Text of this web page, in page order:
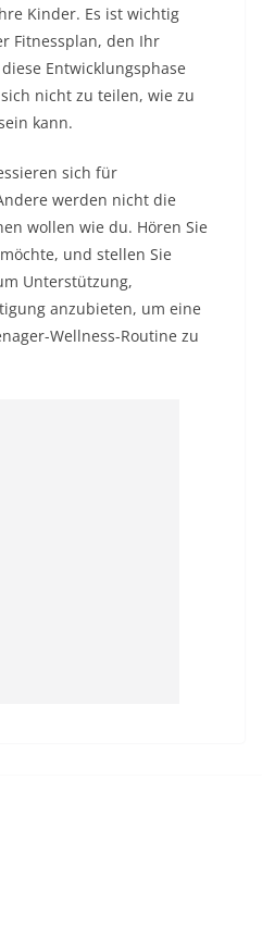
Kinder. Es ist wichtig
Fitnessplan, den Ihr
Entwicklungsphase
nicht zu teilen, wie zu
kann.
sich für
werden nicht die
wollen wie du. Hören Sie
und stellen Sie
Unterstützung,
anzubieten, um eine
Wellness-Routine zu